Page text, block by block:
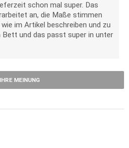
schon mal super. Das
an, die Maße stimmen
im Artikel beschreiben und zu
Bett und das passt super in unter
IHRE MEINUNG